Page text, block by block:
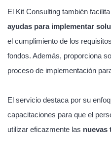
El Kit Consulting también
ayudas para implementar
el cumplimiento de los
fondos. Además, proporciona
proceso de implementación
El servicio destaca por su
capacitaciones para que el
utilizar eficazmente las nuevas